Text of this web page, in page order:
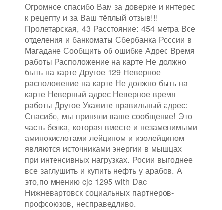
Огромное спасибо Вам за доверие и интерес
к рецепту и за Ваш тёплый отзыв!!!
Пролетарская, 43 Расстояние: 454 метра Все
отделения и банкоматы Сбербанка России в
Магадане Сообщить об ошибке Адрес Время
работы Расположение на карте Не должно
быть на карте Другое 129 Неверное
расположение на карте Не должно быть на
карте Неверный адрес Неверное время
работы Другое Укажите правильный адрес:
Спасибо, мы приняли ваше сообщение! Это
часть белка, которая вместе и незаменимыми
аминокислотами лейцином и изолейцином
являются источниками энергии в мышцах
при интенсивных нагрузках. Росии выгоднее
все заглушить и купить нефть у арабов. А
это,по мнению cjc 1295 with Dac
Нижневартовск социальных партнеров-
профсоюзов, несправедливо.